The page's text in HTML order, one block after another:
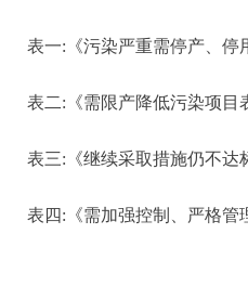
表一:《污染严重需停产、停
表二:《需限产降低污染项目
表三:《继续采取措施仍不达标
表四:《需加强控制、严格管